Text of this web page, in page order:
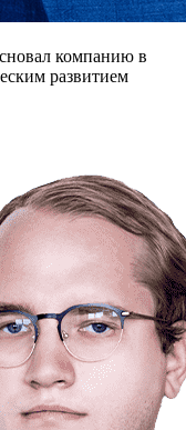
компанию в
развитием